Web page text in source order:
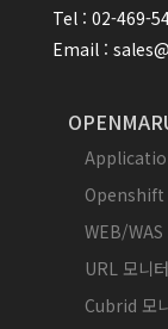
Tel : 02-469-
Email :
Openshift
WEB/WAS
URL 모니
Cubrid 모